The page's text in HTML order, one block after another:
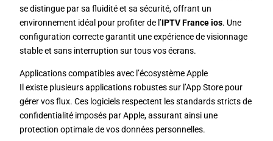
se distingue par sa fluidité et sa sécurité, offrant un
environnement idéal pour profiter de l’IPTV France ios. Une
configuration correcte garantit une expérience de visionnage
stable et sans interruption sur tous vos écrans.
Applications compatibles avec l’écosystème Apple
Il existe plusieurs applications robustes sur l’App Store pour
gérer vos flux. Ces logiciels respectent les standards stricts de
confidentialité imposés par Apple, assurant ainsi une
protection optimale de vos données personnelles.